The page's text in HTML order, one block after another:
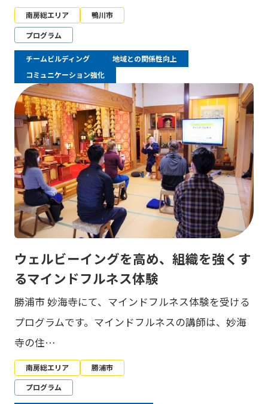
南房総エリア
鴨川市
プログラム
チームビルディング
地域との関係性向上
コミュニケーション強化
ウェルビーイングを高め、組織を強くす
るマインドフルネス体験
勝浦市 妙海寺にて、マインドフルネス体験を受ける
プログラムです。マインドフルネスの講師は、妙海
寺の住…
南房総エリア
勝浦市
プログラム